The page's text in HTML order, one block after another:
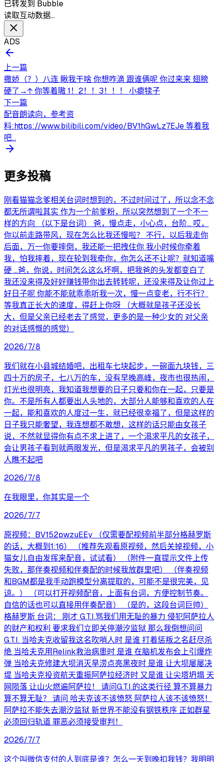
已转发到 Bubble
读取互动数据…
ADS
上一篇
撒娇（？）八连 瞅我干啥 你想咋滴 跟谁俩呢 你过来来 翅膀
硬了→↑ 你等着嗷 1！2！！3！！！ 小瘪犊子
下一篇
配音朗读向，参考资
料:https://www.bilibili.com/video/BV1hGwLz7EJe 等着我
吧...
更多投稿
刚看猫猫念爹相关台词时想到的，不过时间过了，所以念不念
都无所谓啦其实 作为一个前爹粉，所以突然想到了一个不一
样的方向 （以下是台词） 爸，慢点走，小心点，台阶... 哎，
你以前走路带风，现在怎么比我还慢啦？ 不行，以后我走你
后面，万一你要摔倒，我还能一把拽住你 我小时候你牵着
我，怕我摔着，现在轮到我牵你，你怎么还不让呢？就知道嘴
硬 ...爸，你说，时间怎么这么坏啊，把我爸的头发都变白了
我还没来得及好好赚钱带你出去转转呢，还没来得及让你过上
好日子呢 你能不能就乖乖听我一次，慢一点变老，行不行？
等我真正长大的速度，得赶上你呀 （大概就是孩子还没长
大，但是父亲已经老去了感觉，更多的是一种少女的 对父亲
的对话感慨的感觉）
2026/7/8
我们就在小县城结婚吧，出租车七块起步，一碗面九块钱，三
四十万的房子，七八万的车，没有早晚高峰，夜市也很热闹，
灯光也很明亮，我知道我想要的日子只要和你在一起，只要是
你。不是所有人都要出人头地的，大部分人能够和喜欢的人在
一起，能和喜欢的人度过一生，就已经很幸福了，但是这样的
日子我只能奢望，我连想都不敢想，这样的话只能由女孩子
说，不然就显得你有点不求上进了，一个渴求平凡的女孩子，
会让男孩子看到就两眼发光，但是渴求平凡的男孩子，会被别
人瞧不起吧
2026/7/8
在我眼里，你其实是一个
2026/7/7
原视频：BV152pwzuEEy （仅需要配视频前半部分格赫罗斯
的话，大概到1:16） （推荐先观看原视频，然后关掉视频，小
猫女儿自由发挥来配音，试试看） （附件一直提示文件上传
失败，那伴奏视频和伴奏配的时候我放群里吧） （伴奏视频
和BGM都是我手动跑模型分离提取的，可能不是很完美，见
谅。） （可以打开视频配音，上面有台词，方便控制节奏。
自信的话也可以直接用伴奏配音） （是的，这段台词巨帅）
格赫罗斯 台词： 刚才 G.T.I.骂我们用无耻的暴力 侵犯阿萨拉人
的财产和权利 要求我们立即关停潮汐监狱 那么我倒想问问
G.T.I. 当哈夫克收留我这名吹哨人时 是谁 打着惩叛之名赶尽杀
绝 当哈夫克用Relink救治病患时 是谁 在脑机发布会上引爆炸
弹 当哈夫克修建大坝消灭旱涝点亮黑夜时 是谁 让大坝屡屡决
堤 当哈夫克投资航天重振阿萨拉经济时 又是谁 让尖塔坍塌 天
网陨落 让山火燃遍阿萨拉！ 请问G.T.I.的这类行径 算不算暴力
算不算无耻？ 请问 哈夫克该不该愤怒 阿萨拉人该不该愤怒！
阿萨拉不能失去潮汐监狱 新世界不能没有钢铁秩序 正如群星
必须回归轨道 罪恶必须接受审判！
2026/7/7
这个叫微信支付的人到底是谁？怎么一天到晚扣我钱？我明明